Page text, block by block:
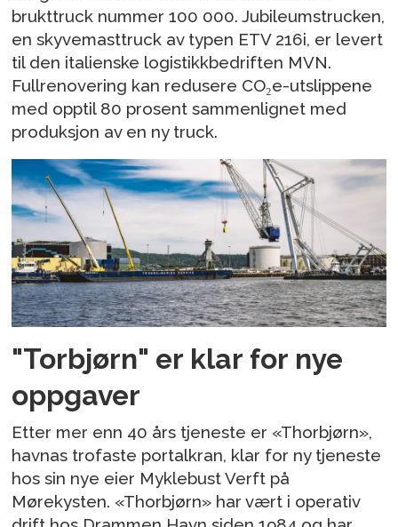
brukttruck nummer 100 000. Jubileumstrucken,
en skyvemasttruck av typen ETV 216i, er levert
til den italienske logistikkbedriften MVN.
Fullrenovering kan redusere CO₂e-utslippene
med opptil 80 prosent sammenlignet med
produksjon av en ny truck.
"Torbjørn" er klar for nye
oppgaver
Etter mer enn 40 års tjeneste er «Thorbjørn»,
havnas trofaste portalkran, klar for ny tjeneste
hos sin nye eier Myklebust Verft på
Mørekysten. «Thorbjørn» har vært i operativ